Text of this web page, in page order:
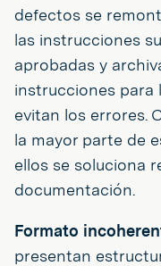
defectos se
las instrucciones
aprobadas y
instrucciones para
evitan los errores.
la mayor parte de
ellos se soluciona
documentación.
Formato
presentan